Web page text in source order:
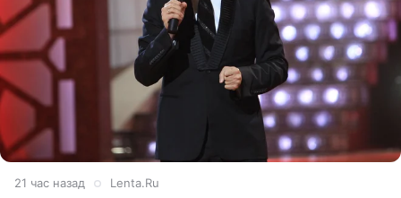
21 час назад Lenta.Ru